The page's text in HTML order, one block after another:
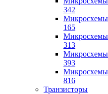
342
165
313
393
Микросхемы
816
Транзисторы